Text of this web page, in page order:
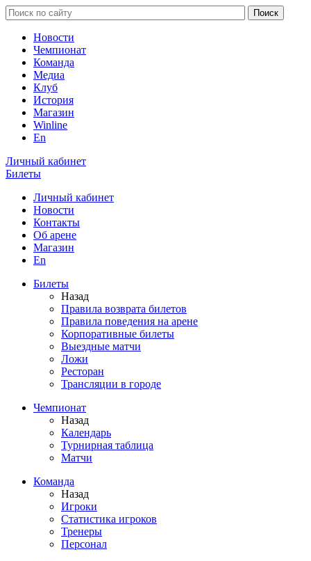
Новости
Чемпионат
Команда
Медиа
Клуб
История
Магазин
Winline
En
Личный кабинет
Билеты
Личный кабинет
Новости
Контакты
Об арене
Магазин
En
Билеты
Назад
Правила возврата билетов
Правила поведения на арене
Корпоративные билеты
Выездные матчи
Ложи
Ресторан
Трансляции в городе
Чемпионат
Назад
Календарь
Турнирная таблица
Матчи
Команда
Назад
Игроки
Статистика игроков
Тренеры
Персонал